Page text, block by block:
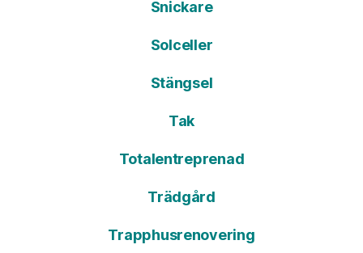
Snickare
Solceller
Stängsel
Tak
Totalentreprenad
Trädgård
Trapphusrenovering